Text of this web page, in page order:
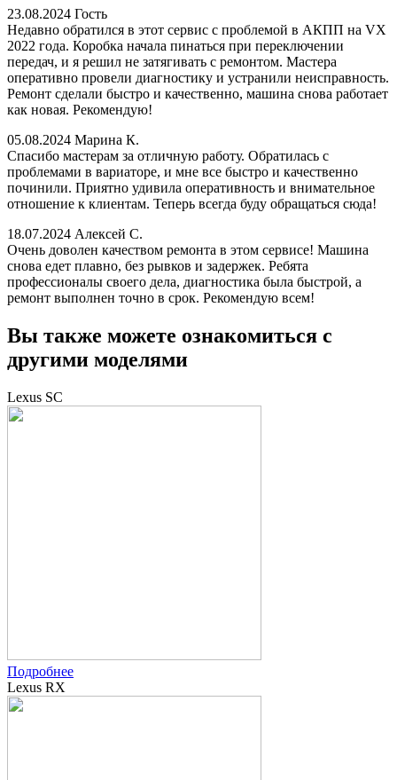
23.08.2024 Гость
Недавно обратился в этот сервис с проблемой в АКПП на VX
2022 года. Коробка начала пинаться при переключении
передач, и я решил не затягивать с ремонтом. Мастера
оперативно провели диагностику и устранили неисправность.
Ремонт сделали быстро и качественно, машина снова работает
как новая. Рекомендую!
05.08.2024 Марина К.
Спасибо мастерам за отличную работу. Обратилась с
проблемами в вариаторе, и мне все быстро и качественно
починили. Приятно удивила оперативность и внимательное
отношение к клиентам. Теперь всегда буду обращаться сюда!
18.07.2024 Алексей С.
Очень доволен качеством ремонта в этом сервисе! Машина
снова едет плавно, без рывков и задержек. Ребята
профессионалы своего дела, диагностика была быстрой, а
ремонт выполнен точно в срок. Рекомендую всем!
Вы также можете ознакомиться с
другими моделями
Lexus SC
Подробнее
Lexus RX